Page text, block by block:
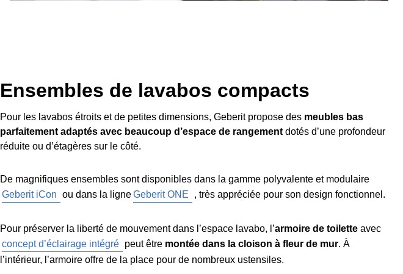
Ensembles de lavabos compacts
Pour les lavabos étroits et de petites dimensions, Geberit propose des meubles bas
parfaitement adaptés avec beaucoup d’espace de rangement dotés d’une profondeur
réduite ou d’étagères sur le côté.
De magnifiques ensembles sont disponibles dans la gamme polyvalente et modulaire
Geberit iCon ou dans la ligneGeberit ONE , très appréciée pour son design fonctionnel.
Pour préserver la liberté de mouvement dans l’espace lavabo, l’armoire de toilette avec
concept d’éclairage intégré peut être montée dans la cloison à fleur de mur. À
l’intérieur, l’armoire offre de la place pour de nombreux ustensiles.